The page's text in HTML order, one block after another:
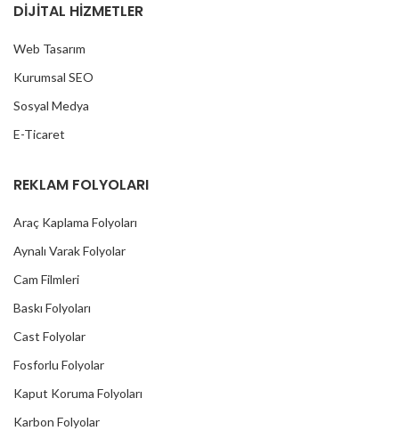
DİJİTAL HİZMETLER
Web Tasarım
Kurumsal SEO
Sosyal Medya
E-Ticaret
REKLAM FOLYOLARI
Araç Kaplama Folyoları
Aynalı Varak Folyolar
Cam Filmleri
Baskı Folyoları
Cast Folyolar
Fosforlu Folyolar
Kaput Koruma Folyoları
Karbon Folyolar